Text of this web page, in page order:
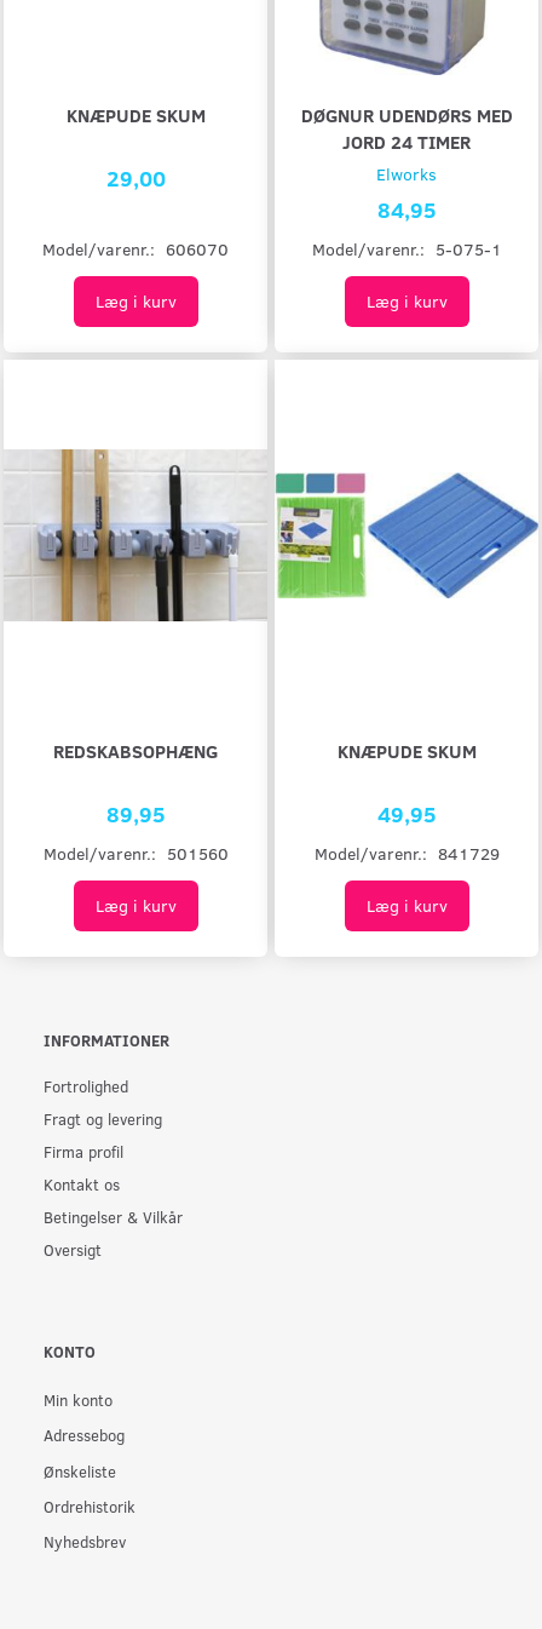
KNÆPUDE SKUM
29,00
Model/varenr.: 606070
Læg i kurv
DØGNUR UDENDØRS MED
JORD 24 TIMER
Elworks
84,95
Model/varenr.: 5-075-1
Læg i kurv
REDSKABSOPHÆNG
89,95
Model/varenr.: 501560
Læg i kurv
KNÆPUDE SKUM
49,95
Model/varenr.: 841729
Læg i kurv
INFORMATIONER
Fortrolighed
Fragt og levering
Firma profil
Kontakt os
Betingelser & Vilkår
Oversigt
KONTO
Min konto
Adressebog
Ønskeliste
Ordrehistorik
Nyhedsbrev